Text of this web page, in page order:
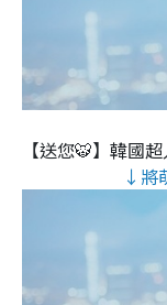
【送您🐯】韓國
↓將